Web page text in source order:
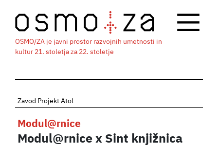
OSMO/ZA je javni prostor razvojnih umetnosti in
kultur 21. stoletja za 22. stoletje
Zavod Projekt Atol
Modul@rnice
Modul@rnice x Sint knjižnica